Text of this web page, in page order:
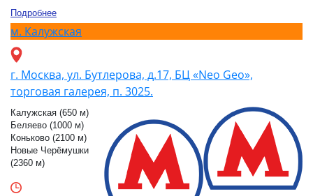
Подробнее
м. Калужская
г. Москва, ул. Бутлерова, д.17, БЦ «Neo Geo»,
торговая галерея, п. 3025.
Калужская (650 м)
Беляево (1000 м)
Коньково (2100 м)
Новые Черёмушки
(2360 м)